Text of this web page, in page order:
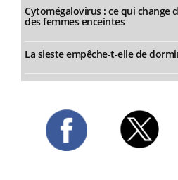
Cytomégalovirus : ce qui change
des femmes enceintes
La sieste empêche-t-elle de